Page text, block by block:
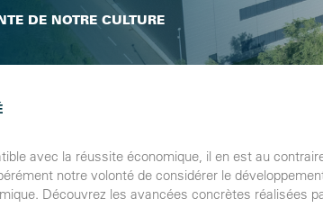
DE NOTRE CULTURE
avec la réussite économique, il en est au
notre volonté de considérer le
Découvrez les avancées concrètes réalisées